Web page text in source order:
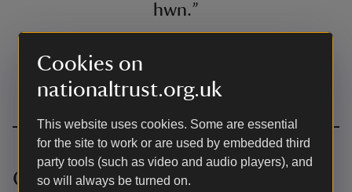
Cookies on
nationaltrust.org.uk
This website uses cookies. Some are essential
for the site to work or are used by embedded third
party tools (such as video and audio players), and
so will always be turned on.
hwn.”
Ymddiriedolaeth Genedlaethol Rheolwr Croeso, Gardd
Goetir Colby
Galeri’r Groglofft